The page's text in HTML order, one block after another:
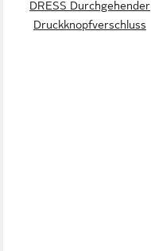
DRESS Durchgehender
Druckknopfverschluss